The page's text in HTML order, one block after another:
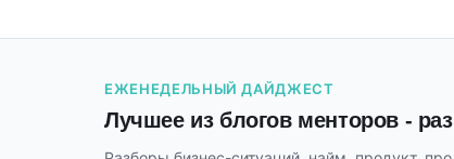
ЕЖЕНЕДЕЛЬНЫЙ ДАЙДЖЕСТ
Лучшее из блогов менторов -